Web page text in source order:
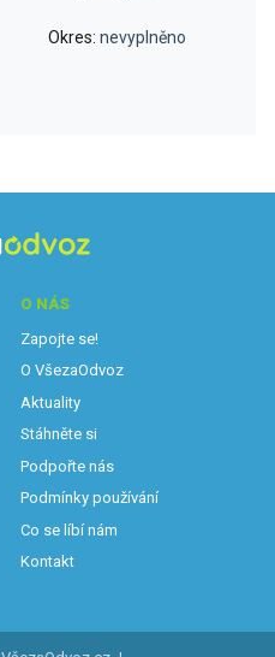
Okres: nevyplněno
O NÁS
Zapojte se!
O VšezaOdvoz
Aktuality
Stáhněte si
Podpořte nás
Podmínky používání
Co se líbí nám
Kontakt